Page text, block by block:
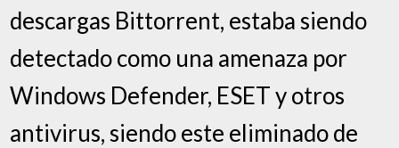
descargas Bittorrent, estaba siendo
detectado como una amenaza por
Windows Defender, ESET y otros
antivirus, siendo este eliminado de